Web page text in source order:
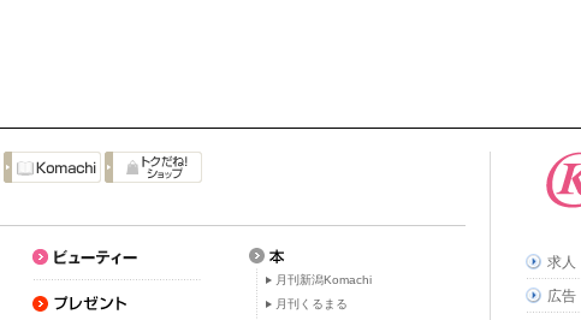
月刊新潟Komachi
月刊くるまる
求人
広告